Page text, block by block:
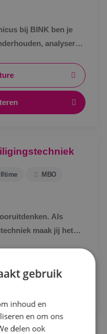
bij BINK ben je
analyseren
MBO
Als
maak jij het
gebruik
inhoud en
en om ons
delen ook